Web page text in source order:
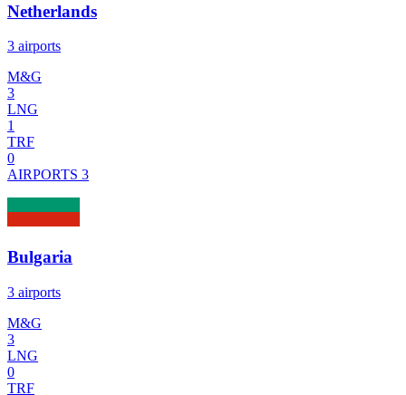
Netherlands
3 airports
M&G
3
LNG
1
TRF
0
AIRPORTS 3
Bulgaria
3 airports
M&G
3
LNG
0
TRF